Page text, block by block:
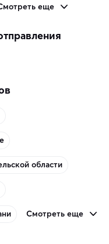
еще
области
Смотреть еще